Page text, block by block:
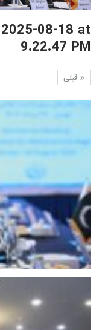
08-18 at
9.22.47 PM
قبلی